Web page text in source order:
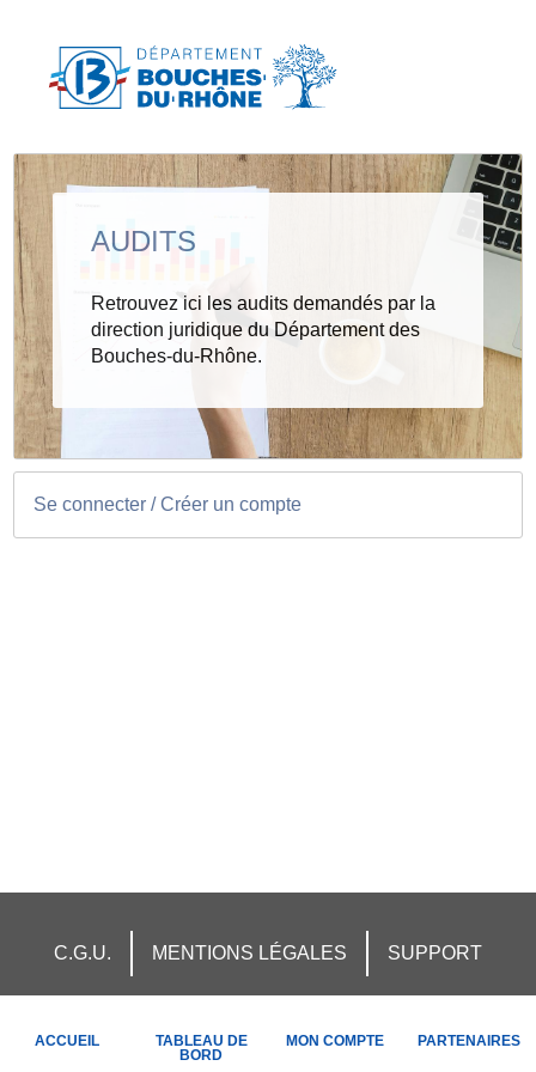
ACCUEIL
TABLEAU DE
BORD
MON COMPTE PARTENAIRES
AUDITS
Retrouvez ici les audits demandés par la
direction juridique du Département des
Bouches-du-Rhône.
Se connecter / Créer un compte
C.G.U. MENTIONS LÉGALES SUPPORT